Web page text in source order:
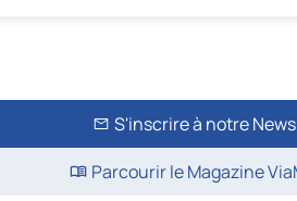
S'inscrire à notre
Parcourir le Magazine